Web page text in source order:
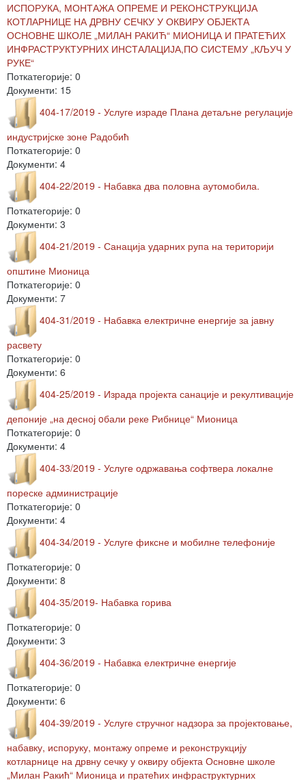
ИСПОРУКА, МОНТАЖА ОПРЕМЕ И РЕКОНСТРУКЦИЈА
КОТЛАРНИЦЕ НА ДРВНУ СЕЧКУ У ОКВИРУ ОБЈЕКТА
ОСНОВНЕ ШКОЛЕ „МИЛАН РАКИЋ“ МИОНИЦА И ПРАТЕЋИХ
ИНФРАСТРУКТУРНИХ ИНСТАЛАЦИЈА,ПО СИСТЕМУ „КЉУЧ У
РУКЕ“
Поткатегорије: 0
Документи: 15
404-17/2019 - Услуге израде Плана детаљне регулације
индустријске зоне Радобић
Поткатегорије: 0
Документи: 4
404-22/2019 - Набавка два половна аутомобила.
Поткатегорије: 0
Документи: 3
404-21/2019 - Санација ударних рупа на територији
општине Мионица
Поткатегорије: 0
Документи: 7
404-31/2019 - Набавка електричне енергије за јавну
расвету
Поткатегорије: 0
Документи: 6
404-25/2019 - Израда пројекта санације и рекултивације
депоније „на десној oбали реке Рибнице“ Мионица
Поткатегорије: 0
Документи: 4
404-33/2019 - Услуге одржавања софтвера локалне
пореске администрације
Поткатегорије: 0
Документи: 4
404-34/2019 - Услуге фиксне и мобилне телефоније
Поткатегорије: 0
Документи: 8
404-35/2019- Набавка горива
Поткатегорије: 0
Документи: 3
404-36/2019 - Набавка електричне енергије
Поткатегорије: 0
Документи: 6
404-39/2019 - Услуге стручног надзора за пројектовање,
набавку, испоруку, монтажу опреме и реконструкцију
котларнице на дрвну сечку у оквиру објекта Основне школе
„Милан Ракић“ Мионица и пратећих инфраструктурних